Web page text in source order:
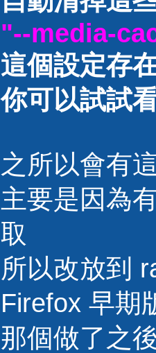
"--media-
這個設定存
你可以試試
之所以會有
主要是因為
取
所以改放到
Firefox 早期
那個做了之